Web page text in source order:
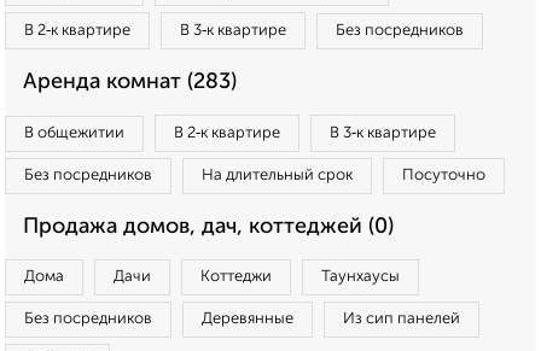
В 2‑к квартире В 3‑к квартире Без посредников
Аренда комнат (283)
В общежитии В 2‑к квартире В 3‑к квартире
Без посредников На длительный срок Посуточно
Продажа домов, дач, коттеджей (0)
Дома Дачи Коттеджи Таунхаусы
Без посредников Деревянные Из сип панелей